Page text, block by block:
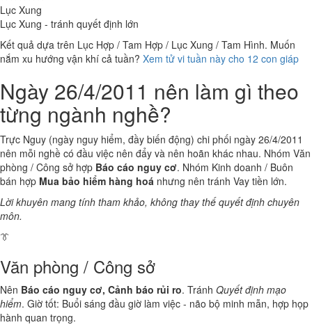
Lục Xung
Lục Xung - tránh quyết định lớn
Kết quả dựa trên Lục Hợp / Tam Hợp / Lục Xung / Tam Hình. Muốn
nắm xu hướng vận khí cả tuần? Xem tử vi tuần này cho 12 con giáp
Ngày 26/4/2011 nên làm gì theo
từng ngành nghề?
Trực Nguy (ngày nguy hiểm, đầy biến động) chi phối ngày 26/4/2011
nên mỗi nghề có đầu việc nên đẩy và nên hoãn khác nhau. Nhóm Văn
phòng / Công sở hợp Báo cáo nguy cơ. Nhóm Kinh doanh / Buôn
bán hợp Mua bảo hiểm hàng hoá nhưng nên tránh Vay tiền lớn.
Lời khuyên mang tính tham khảo, không thay thế quyết định chuyên
môn.
👔
Văn phòng / Công sở
Nên Báo cáo nguy cơ, Cảnh báo rủi ro. Tránh Quyết định mạo
hiểm. Giờ tốt: Buổi sáng đầu giờ làm việc - não bộ minh mẫn, hợp họp
hành quan trọng.